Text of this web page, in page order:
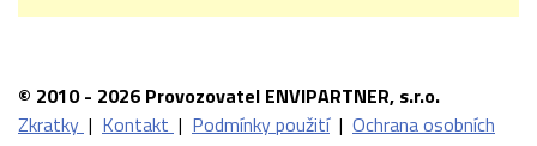
© 2010 - 2026 Provozovatel ENVIPARTNER, s.r.o.
Zkratky | Kontakt | Podmínky použití | Ochrana osobních